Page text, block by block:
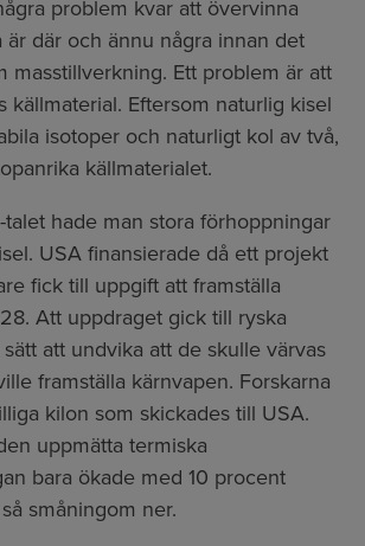
problem kvar att övervinna
är där och ännu några innan det
masstillverkning. Ett problem är att
källmaterial. Eftersom naturlig kisel
isotoper och naturligt kol av två,
källmaterialet.
talet hade man stora förhoppningar
USA finansierade då ett projekt
fick till uppgift att framställa
Att uppdraget gick till ryska
att undvika att de skulle värvas
framställa kärnvapen. Forskarna
kilon som skickades till USA.
uppmätta termiska
bara ökade med 10 procent
småningom ner.